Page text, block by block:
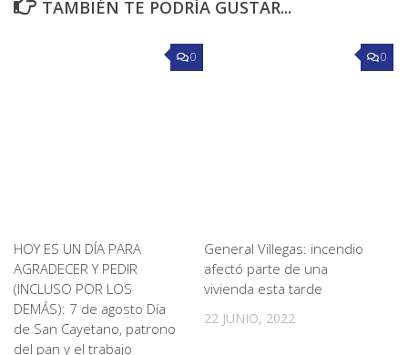
TAMBIÉN TE PODRÍA GUSTAR...
0
HOY ES UN DÍA PARA
AGRADECER Y PEDIR
(INCLUSO POR LOS
DEMÁS): 7 de agosto Día
de San Cayetano, patrono
del pan y el trabajo
0
General Villegas: incendio
afectó parte de una
vivienda esta tarde
22 JUNIO, 2022